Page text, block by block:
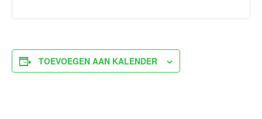
TOEVOEGEN AAN KALENDER